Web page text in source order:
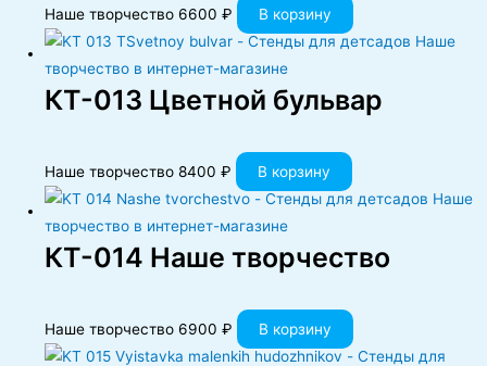
Наше творчество6600₽ В корзину
КT-013 Цветной бульвар
Наше творчество8400₽ В корзину
КT-014 Наше творчество
Наше творчество6900₽ В корзину